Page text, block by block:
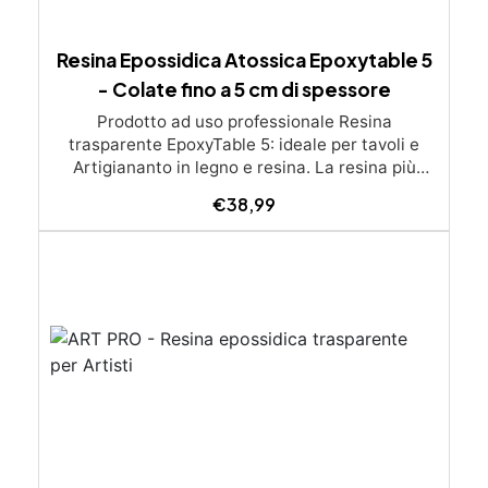
Resina Epossidica Atossica Epoxytable 5
- Colate fino a 5 cm di spessore
Prodotto ad uso professionale Resina
trasparente EpoxyTable 5: ideale per tavoli e
Artigiananto in legno e resina. La resina più
perfetta per colate di alto spessore fino a 5 cm.
Applicazioni Principali: Realizzazione di tavoli in
spessore dentro stampi e cassaforme
Caratteristiche principali: ✅ Bassissima
€38,99